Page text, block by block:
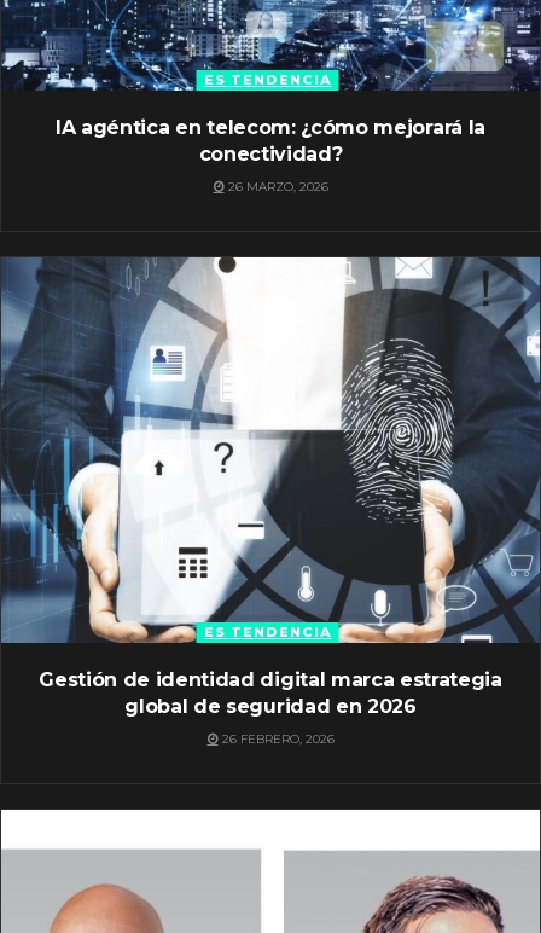
ES TENDENCIA
IA agéntica en telecom: ¿cómo mejorará la
conectividad?
26 MARZO, 2026
ES TENDENCIA
Gestión de identidad digital marca estrategia
global de seguridad en 2026
26 FEBRERO, 2026